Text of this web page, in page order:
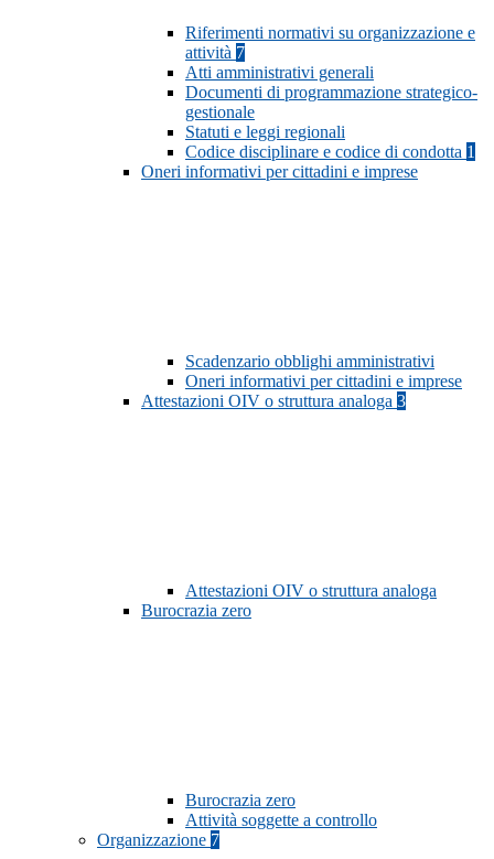
Riferimenti normativi su organizzazione e
attività 7
Atti amministrativi generali
Documenti di programmazione strategico-
gestionale
Statuti e leggi regionali
Codice disciplinare e codice di condotta 1
Oneri informativi per cittadini e imprese
Scadenzario obblighi amministrativi
Oneri informativi per cittadini e imprese
Attestazioni OIV o struttura analoga 3
Attestazioni OIV o struttura analoga
Burocrazia zero
Burocrazia zero
Attività soggette a controllo
Organizzazione 7